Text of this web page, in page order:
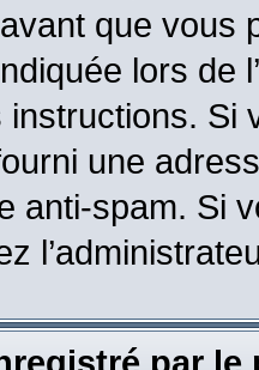
que
lors de
Si
une
anti-spam. Si